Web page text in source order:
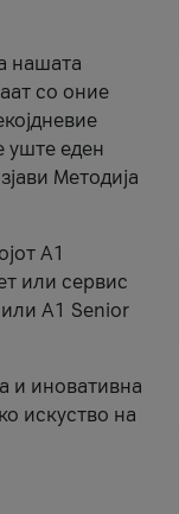
нашата
со оние
уште еден
Методија
А1
или сервис
A1 Senior
и иновативна
искуство на